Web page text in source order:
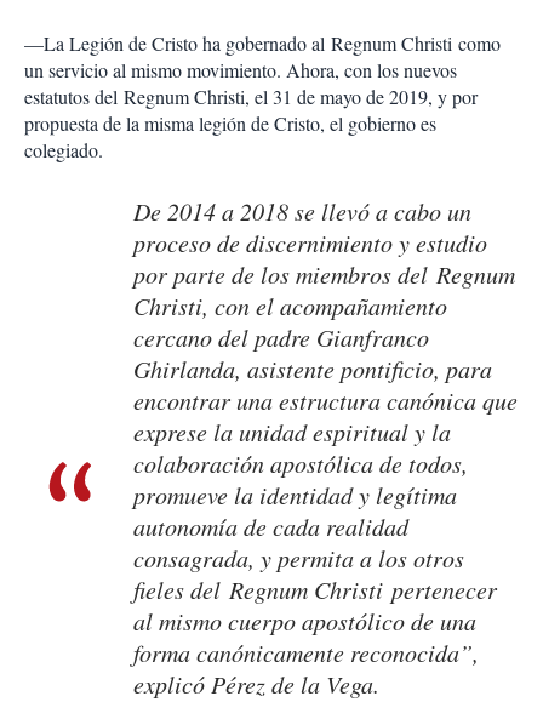
—La Legión de Cristo ha gobernado al Regnum Christi como
un servicio al mismo movimiento. Ahora, con los nuevos
estatutos del Regnum Christi, el 31 de mayo de 2019, y por
propuesta de la misma legión de Cristo, el gobierno es
colegiado.
De 2014 a 2018 se llevó a cabo un
proceso de discernimiento y estudio
por parte de los miembros del Regnum
Christi, con el acompañamiento
cercano del padre Gianfranco
Ghirlanda, asistente pontificio, para
encontrar una estructura canónica que
exprese la unidad espiritual y la
colaboración apostólica de todos,
promueve la identidad y legítima
autonomía de cada realidad
consagrada, y permita a los otros
fieles del Regnum Christi pertenecer
al mismo cuerpo apostólico de una
forma canónicamente reconocida”,
explicó Pérez de la Vega.